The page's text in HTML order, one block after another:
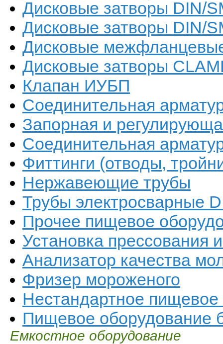
Дисковые затворы DIN/
Дисковые затворы DIN/
Дисковые
Дисковые затворы
Клапан ИУБП
Соединительная
Запорная и
Соединительная
Фиттинги (отводы,
Нержавеющие трубы
Трубы электросварные
Прочее пищевое
Установка прессования
Анализатор качества
Фризер мороженого
Нестандартное
Пищевое оборудование
Емкостное оборудование